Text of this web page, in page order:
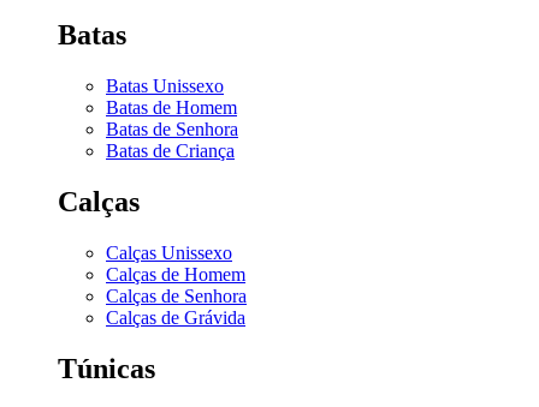
Batas
Batas Unissexo
Batas de Homem
Batas de Senhora
Batas de Criança
Calças
Calças Unissexo
Calças de Homem
Calças de Senhora
Calças de Grávida
Túnicas